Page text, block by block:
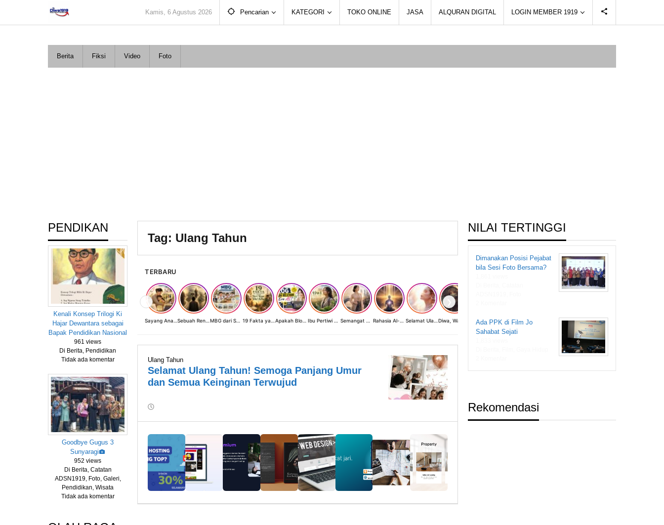
konten
Kamis, 6 Agustus 2026 Pencarian KATEGORI TOKO ONLINE JASA ALQURAN DIGITAL LOGIN MEMBER 1919
Berita Fiksi Video Foto
PENDIKAN
Kenali Konsep Trilogi Ki
Hajar Dewantara sebagai
Bapak Pendidikan Nasional
961 views
Di Berita, Pendidikan
Tidak ada komentar
Goodbye Gugus 3
Sunyaragi
952 views
Di Berita, Catatan
ADSN1919, Foto, Galeri,
Pendidikan, Wisata
Tidak ada komentar
Tag: Ulang Tahun
TERBARU
❮
Sayang Anak, Lindungi dan Bangun Masa Depan: Investasi Terbaik Seorang Perempuan untuk Dunia yang Lebih Baik Sebuah Renungan tentang Cahaya, Penantian, dan Harapan Kebangkitan Peradaban Nusantara MBG dari Sudut Pandang Ibu Rumah Tangga, Guru, dan Akademisi: Investasi Generasi Emas Indonesia 19 Fakta yang Jarang Diketahui tentang Hari Raya Idul Adha Apakah Blog Masih Relevan di Era AI? 19 Fakta & 19 Tips Blogger Bertahan Ibu Pertiwi Menyimpan Rahasia Cinta Semangat Kartini 2026: Ketika Perempuan Modern Menyalakan Terangnya Sendiri Rahasia Al-Fatihah Ayat 1-7 Selamat Ulang Tahun, Perempuan Cahaya
Ulang Tahun
Selamat Ulang Tahun! Semoga Panjang Umur
dan Semua Keinginan Terwujud
NILAI TERTINGGI
Dimanakan Posisi Pejabat
bila Sesi Foto Bersama?
Ada PPK di Film Jo
Sahabat Sejati
Rekomendasi